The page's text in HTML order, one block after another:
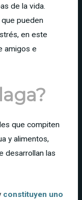
de la vida.
que pueden
en este
amigos e
que compiten
y alimentos,
desarrollan las
constituyen uno